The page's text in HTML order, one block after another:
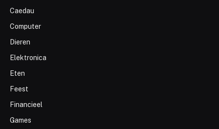
Caedau
Computer
Dieren
Elektronica
Eten
Feest
Financieel
Games